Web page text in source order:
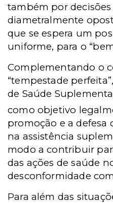
também por
diametralmente
que se espera um
uniforme, para o
Complementando o
“tempestade
de Saúde
como objetivo
promoção e a defesa
na assistência
modo a contribuir
das ações de saúde
desconformidade
Para além das